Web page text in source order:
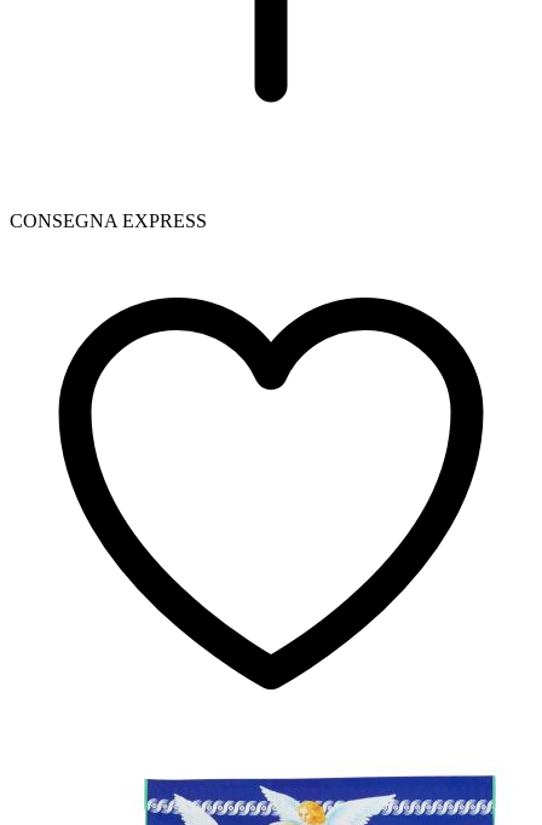
CONSEGNA EXPRESS